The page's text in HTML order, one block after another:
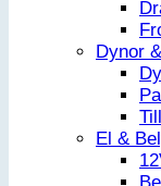
Dynor
El &